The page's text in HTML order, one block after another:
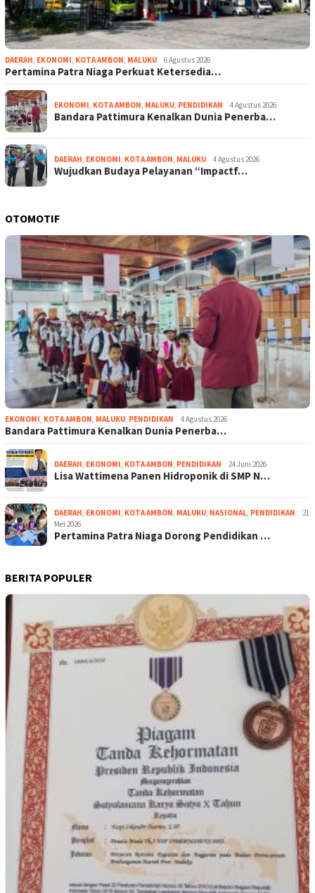
DAERAH, EKONOMI, KOTA AMBON, MALUKU 6 Agustus 2026
Pertamina Patra Niaga Perkuat Ketersedia…
EKONOMI, KOTA AMBON, MALUKU, PENDIDIKAN 4 Agustus 2026
Bandara Pattimura Kenalkan Dunia Penerba…
DAERAH, EKONOMI, KOTA AMBON, MALUKU 4 Agustus 2026
Wujudkan Budaya Pelayanan “Impactf…
OTOMOTIF
EKONOMI, KOTA AMBON, MALUKU, PENDIDIKAN 4 Agustus 2026
Bandara Pattimura Kenalkan Dunia Penerba…
DAERAH, EKONOMI, KOTA AMBON, PENDIDIKAN 24 Juni 2026
Lisa Wattimena Panen Hidroponik di SMP N…
DAERAH, EKONOMI, KOTA AMBON, MALUKU, NASIONAL, PENDIDIKAN
21
Mei 2026
Pertamina Patra Niaga Dorong Pendidikan …
BERITA POPULER